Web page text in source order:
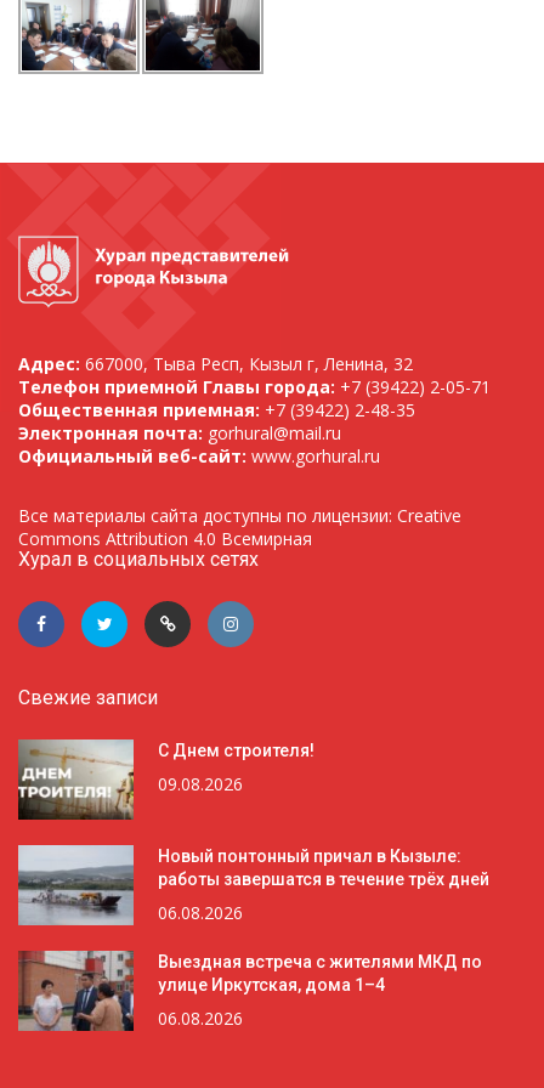
Адрес: 667000, Тыва Респ, Кызыл г, Ленина, 32
Телефон приемной Главы города: +7 (39422) 2-05-71
Общественная приемная: +7 (39422) 2-48-35
Электронная почта: gorhural@mail.ru
Официальный веб-сайт: www.gorhural.ru
Все материалы сайта доступны по лицензии: Creative
Commons Attribution 4.0 Всемирная
Хурал в социальных сетях
Свежие записи
С Днем строителя!
09.08.2026
Новый понтонный причал в Кызыле:
работы завершатся в течение трёх дней
06.08.2026
Выездная встреча с жителями МКД по
улице Иркутская, дома 1–4
06.08.2026